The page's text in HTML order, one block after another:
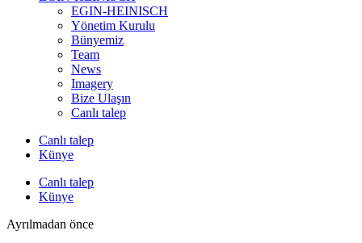
EGIN-HEINISCH
Yönetim Kurulu
Bünyemiz
Team
News
Imagery
Bize Ulaşın
Canlı talep
Canlı talep
Künye
Canlı talep
Künye
Ayrılmadan önce